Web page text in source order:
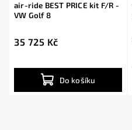
air-ride BEST PRICE kit F/R -
VW Golf 8
35 725 Kč
Do košíku